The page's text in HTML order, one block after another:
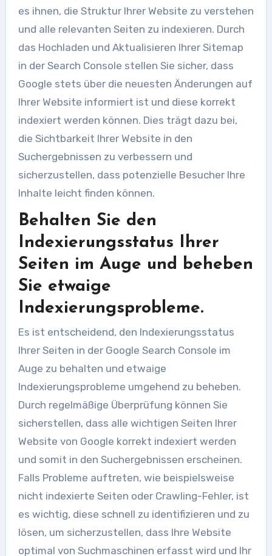
es ihnen, die Struktur Ihrer Website zu verstehen
und alle relevanten Seiten zu indexieren. Durch
das Hochladen und Aktualisieren Ihrer Sitemap
in der Search Console stellen Sie sicher, dass
Google stets über die neuesten Änderungen auf
Ihrer Website informiert ist und diese korrekt
indexiert werden können. Dies trägt dazu bei,
die Sichtbarkeit Ihrer Website in den
Suchergebnissen zu verbessern und
sicherzustellen, dass potenzielle Besucher Ihre
Inhalte leicht finden können.
Behalten Sie den
Indexierungsstatus Ihrer
Seiten im Auge und beheben
Sie etwaige
Indexierungsprobleme.
Es ist entscheidend, den Indexierungsstatus
Ihrer Seiten in der Google Search Console im
Auge zu behalten und etwaige
Indexierungsprobleme umgehend zu beheben.
Durch regelmäßige Überprüfung können Sie
sicherstellen, dass alle wichtigen Seiten Ihrer
Website von Google korrekt indexiert werden
und somit in den Suchergebnissen erscheinen.
Falls Probleme auftreten, wie beispielsweise
nicht indexierte Seiten oder Crawling-Fehler, ist
es wichtig, diese schnell zu identifizieren und zu
lösen, um sicherzustellen, dass Ihre Website
optimal von Suchmaschinen erfasst wird und Ihr